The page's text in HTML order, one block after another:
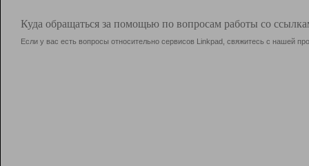
Куда обращаться за помощью по вопросам работы со
Если у вас есть вопросы относительно сервисов Linkpad, свяжитесь с нашей